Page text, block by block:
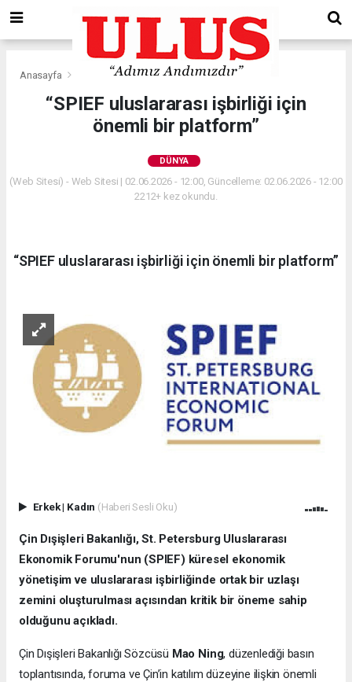
Anasayfa
“SPIEF uluslararası işbirliği için
önemli bir platform”
DÜNYA
(Web Sitesi) - Web Sitesi | 02.06.2026 - 12:00, Güncelleme: 02.06.2026 - 12:00
2212+ kez okundu.
“SPIEF uluslararası işbirliği için önemli bir platform”
Erkek| Kadın (Haberi Sesli Oku)
Çin Dışişleri Bakanlığı, St. Petersburg Uluslararası
Ekonomik Forumu'nun (SPIEF) küresel ekonomik
yönetişim ve uluslararası işbirliğinde ortak bir uzlaşı
zemini oluşturulması açısından kritik bir öneme sahip
olduğunu açıkladı.
Çin Dışişleri Bakanlığı Sözcüsü Mao Ning, düzenlediği basın
toplantısında, foruma ve Çin’in katılım düzeyine ilişkin önemli